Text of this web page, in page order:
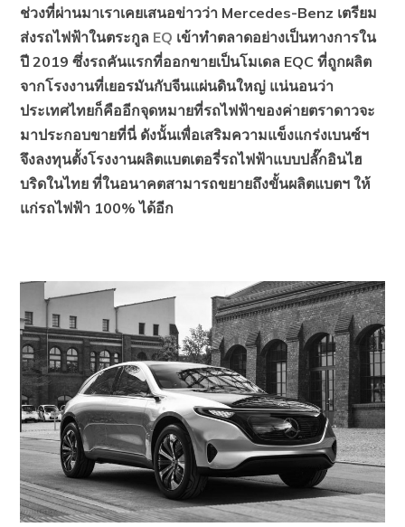
ช่วงที่ผ่านมาเราเคยเสนอข่าวว่า Mercedes-Benz เตรียม
ส่งรถไฟฟ้าในตระกูล EQ เข้าทำตลาดอย่างเป็นทางการใน
ปี 2019 ซึ่งรถคันแรกที่ออกขายเป็นโมเดล EQC ที่ถูกผลิต
จากโรงงานที่เยอรมันกับจีนแผ่นดินใหญ่ แน่นอนว่า
ประเทศไทยก็คืออีกจุดหมายที่รถไฟฟ้าของค่ายตราดาวจะ
มาประกอบขายที่นี่ ดังนั้นเพื่อเสริมความแข็งแกร่งเบนซ์ฯ
จึงลงทุนตั้งโรงงานผลิตแบตเตอรี่รถไฟฟ้าแบบปลั๊กอินไฮ
บริดในไทย ที่ในอนาคตสามารถขยายถึงขั้นผลิตแบตฯ ให้
แก่รถไฟฟ้า 100% ได้อีก